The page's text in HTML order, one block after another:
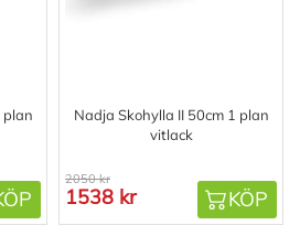
plan
Nadja Skohylla II 50cm 1 plan
vitlack
2050 kr
1538 kr KÖP